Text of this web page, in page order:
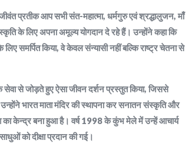
प्रतीक आप सभी संत-महात्मा, धर्मगुरु एवं श्रद्धालुजन, माँ
के लिए अपना अमूल्य योगदान दे रहे हैं। उन्होंने कहा कि
समर्पित किया, वे केवल संन्यासी नहीं बल्कि राष्ट्र चेतना से
सेवा से जोड़ते हुए ऐसा जीवन दर्शन प्रस्तुत किया, जिससे
भारत माता मंदिर की स्थापना कर सनातन संस्कृति और
का केन्द्र बना हुआ है। वर्ष 1998 के कुंभ मेले में उन्हें आचार्य
को दीक्षा प्रदान की गई।